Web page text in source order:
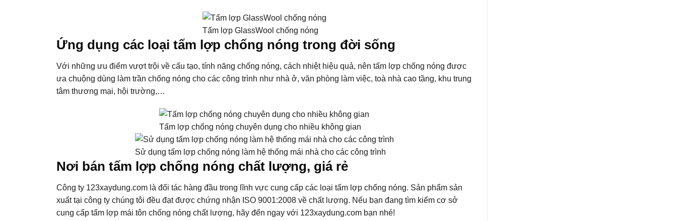
Tấm lợp GlassWool chống nóng
Ứng dụng các loại tấm lợp chống nóng trong đời sống
Với những ưu điểm vượt trội về cấu tạo, tính năng chống nóng, cách nhiệt hiệu quả, nên tấm lợp chống nóng được
ưa chuộng dùng làm trần chống nóng cho các công trình như nhà ở, văn phòng làm việc, toà nhà cao tầng, khu trung
tâm thương mại, hội trường,…
Tấm lợp chống nóng chuyên dụng cho nhiều không gian
Sử dụng tấm lợp chống nóng làm hệ thống mái nhà cho các công trình
Nơi bán tấm lợp chống nóng chất lượng, giá rẻ
Công ty 123xaydung.com là đối tác hàng đầu trong lĩnh vực cung cấp các loại tấm lợp chống nóng. Sản phẩm sản
xuất tại công ty chúng tôi đều đạt được chứng nhận ISO 9001:2008 về chất lượng. Nếu bạn đang tìm kiếm cơ sở
cung cấp tấm lợp mái tôn chống nóng chất lượng, hãy đến ngay với 123xaydung.com bạn nhé!